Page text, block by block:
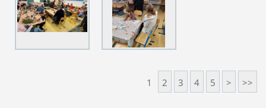
1 2 3 4 5 > >>